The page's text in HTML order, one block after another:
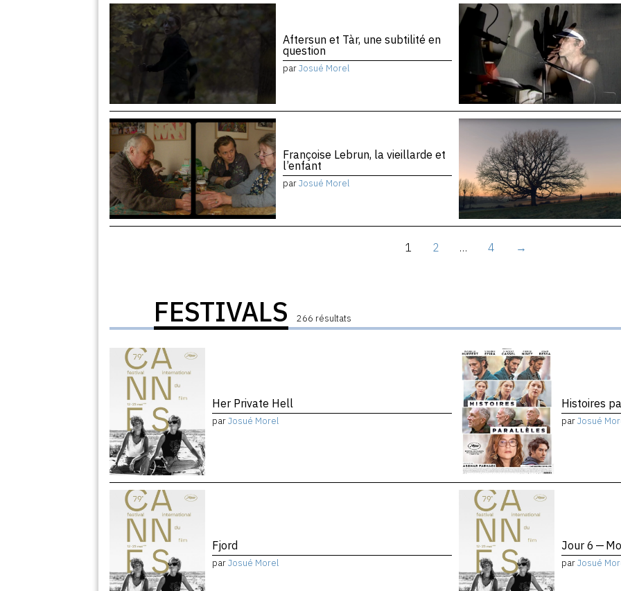
Aftersun et Tàr, une subtilité en
question
parJosué Morel
Françoise Lebrun, la vieillarde et
l’enfant
parJosué Morel
1 2 … 4 →
FESTIVALS 266 résultats
Her Private Hell
parJosué Morel
Histoires
parJosué
Fjord
parJosué Morel
Jour 6 —
parJosué